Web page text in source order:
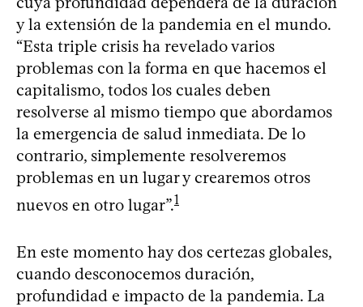
y la extensión de la pandemia en el mundo.
“Esta triple crisis ha revelado varios
problemas con la forma en que hacemos el
capitalismo, todos los cuales deben
resolverse al mismo tiempo que abordamos
la emergencia de salud inmediata. De lo
contrario, simplemente resolveremos
problemas en un lugar y crearemos otros
nuevos en otro lugar”.1
En este momento hay dos certezas globales,
cuando desconocemos duración,
profundidad e impacto de la pandemia. La